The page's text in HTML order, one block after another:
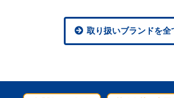
取り扱いブランドを全